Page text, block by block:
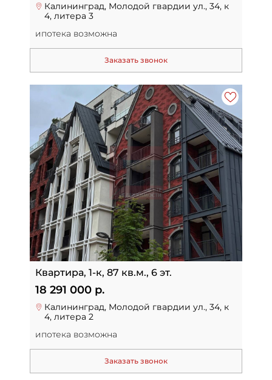
Калининград, Молодой гвардии ул., 34, к
4, литера 3
ипотека возможна
Заказать звонок
Квартира, 1-к, 87 кв.м., 6 эт.
18 291 000 р.
Калининград, Молодой гвардии ул., 34, к
4, литера 2
ипотека возможна
Заказать звонок